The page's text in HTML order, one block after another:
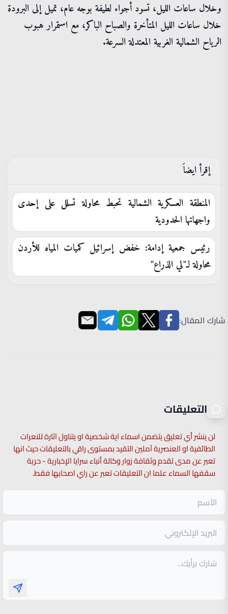
وخلال ساعات الليل، تسود أجواء لطيفة بوجه عام، تميل إلى البرودة
خلال ساعات الليل المتأخرة والصباح الباكر، مع استمرار هبوب
الرياح الشمالية الغربية المعتدلة السرعة.
إقرأ ايضاَ
المنطقة العسكرية الشمالية تحبط محاولة تسلل على إحدى
واجهاتها الحدودية
رئيس جمعية إدامة: خفض إسرائيل كميات المياه للأردن
محاولة لـ"لي الذراع"
شارك المقال:
التعليقات
لن ينشر أي تعليق يتضمن اسماء اية شخصية او يتناول اثارة للنعرات
الطائفية او العنصرية آملين التقيد بمستوى راقي بالتعليقات حيث انها
تعبر عن مدى تقدم وثقافة زوار وكالة أنباء سرايا الإخبارية - حرية
سقفها السماء علما ان التعليقات تعبر عن راي اصحابها فقط.